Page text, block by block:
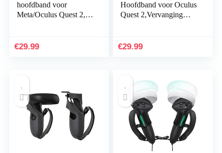
hoofdband voor
Meta/Oculus Quest 2,
reductie van de
€29.99
Hoofdband voor Oculus
Quest 2,Vervanging
Band,Vermindering van
€29.99